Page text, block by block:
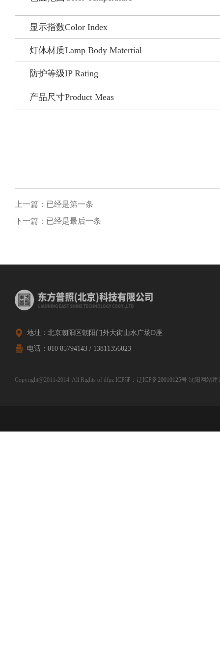
显示指数Color Index
灯体材质Lamp Body Matertial
防护等级IP Rating
产品尺寸Product Meas
上一篇：已经是第一条
下一篇：已经是最后一条
地址：北京朝阳区朝阳门外大街山水广场D座
电话：010 85794143 / 13811356023
Copyright@2011-2014. All Rights of dfpz ICP证：辽ICP备20010125号 沈阳网站建